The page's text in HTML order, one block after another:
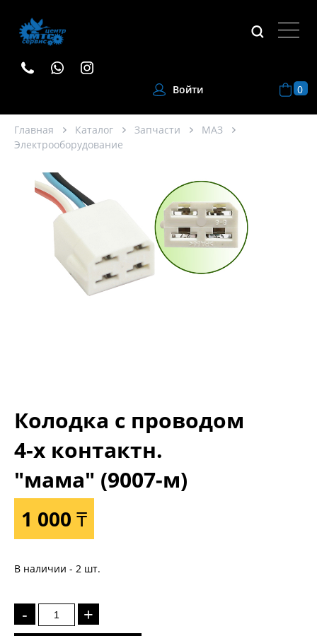
Войти 0
Главная Каталог Запчасти
МАЗ
Электрооборудование
Колодка с проводом
4-х контактн.
"мама" (9007-м)
1 000 ₸
В наличии - 2 шт.
- +